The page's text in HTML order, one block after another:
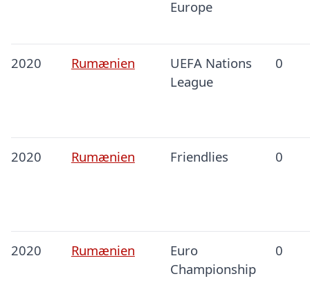
Europe
2020 Rumænien
UEFA Nations
League
0
2020 Rumænien Friendlies 0
2020 Rumænien
Euro
Championship
0